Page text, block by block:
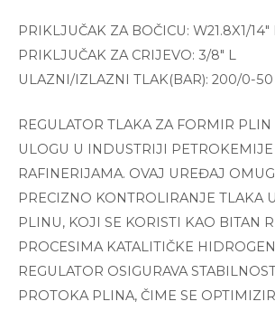
PRIKLJUČAK ZA BOČICU: W21.8X1/14″
PRIKLJUČAK ZA CRIJEVO: 3/8″ L
ULAZNI/IZLAZNI TLAK(BAR): 200/0-
REGULATOR TLAKA ZA FORMIR
ULOGU U INDUSTRIJI PETROKEMIJE I
RAFINERIJAMA. OVAJ UREĐAJ
PRECIZNO KONTROLIRANJE TLAKA
PLINU, KOJI SE KORISTI KAO BITAN
PROCESIMA KATALITIČKE
REGULATOR OSIGURAVA
PROTOKA PLINA, ČIME SE